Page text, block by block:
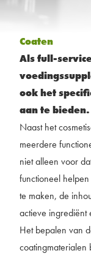
Coaten
Als full-
ook het
aan te bieden.
Naast het
meerdere
niet alleen voor
functioneel
te maken, de
actieve ingrediënt
Het bepalen van
coatingmaterialen